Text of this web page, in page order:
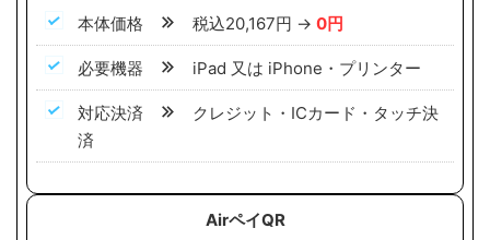
本体価格 税込20,167円 → 0円
必要機器 iPad 又は iPhone・プリンター
対応決済
クレジット・ICカード・タッチ決
済
AirペイQR